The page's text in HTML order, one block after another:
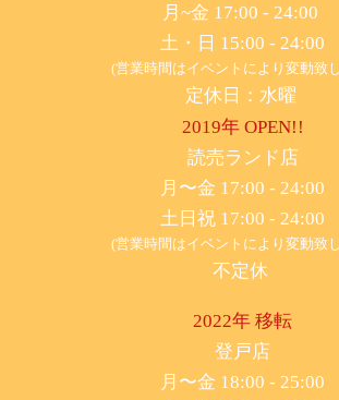
月~金 17:00 - 24:00
土・日 15:00 - 24:00
(営業時間はイベントにより変動致
定休日：水曜
2019年 OPEN!!
​読売ランド店
月〜金 17:00 - 24:00
土日祝 17:00 - 24:00
(営業時間はイベントにより変動致
不定休
2022年 移転
​登戸店
月〜金 18:00 - 25:00